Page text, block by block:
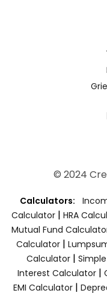
© 2024
Calculators:
Calculator | HRA
Mutual Fund
Calculator |
Calculator|
Interest Calculator|
EMI Calculator|